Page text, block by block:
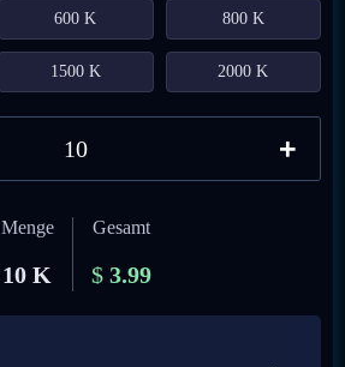
600 K 800 K
1500 K 2000 K
+
Menge
10 K
Gesamt
$ 3.99